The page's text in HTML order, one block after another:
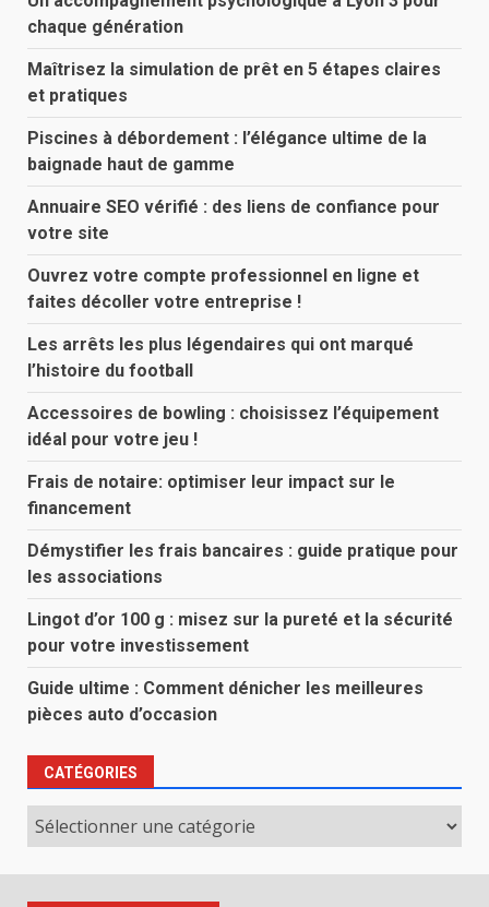
chaque génération
Maîtrisez la simulation de prêt en 5 étapes claires
et pratiques
Piscines à débordement : l’élégance ultime de la
baignade haut de gamme
Annuaire SEO vérifié : des liens de confiance pour
votre site
Ouvrez votre compte professionnel en ligne et
faites décoller votre entreprise !
Les arrêts les plus légendaires qui ont marqué
l’histoire du football
Accessoires de bowling : choisissez l’équipement
idéal pour votre jeu !
Frais de notaire: optimiser leur impact sur le
financement
Démystifier les frais bancaires : guide pratique pour
les associations
Lingot d’or 100 g : misez sur la pureté et la sécurité
pour votre investissement
Guide ultime : Comment dénicher les meilleures
pièces auto d’occasion
CATÉGORIES
Catégories